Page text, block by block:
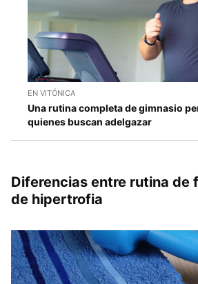
EN VITÓNICA
Una rutina completa de gimnasio
quienes buscan adelgazar
Diferencias entre rutina de
de hipertrofia